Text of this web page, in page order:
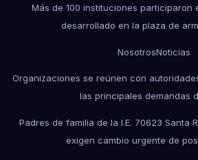
Más de 100 instituciones participaron
desarrollado en la plaza de
NosotrosNoticias
Organizaciones se reúnen con
las principales demandas
Padres de familia de la I.E. 70623 Santa
exigen cambio urgente de